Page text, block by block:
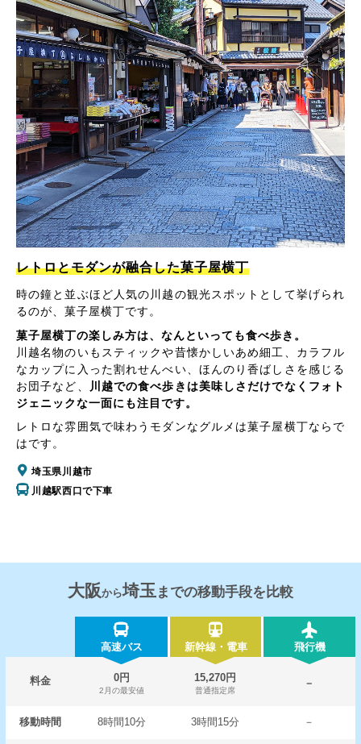
レトロとモダンが融合した菓子屋横丁
時の鐘と並ぶほど人気の川越の観光スポットとして挙げられ
るのが、菓子屋横丁です。
菓子屋横丁の楽しみ方は、なんといっても食べ歩き。
川越名物のいもスティックや昔懐かしいあめ細工、カラフル
なカップに入った割れせんべい、ほんのり香ばしさを感じる
お団子など、
川越での食べ歩きは美味しさだけでなくフォト
ジェニックな一面にも注目です。
レトロな雰囲気で味わうモダンなグルメは菓子屋横丁ならで
はです。
埼玉県川越市
川越駅西口で下車
大阪から埼玉 までの移動手段を比較
高速バス 新幹線・電車 飛行機
料金 0円
2月の最安値
15,270円
普通指定席
－
移動時間 8時間10分 3時間15分 －